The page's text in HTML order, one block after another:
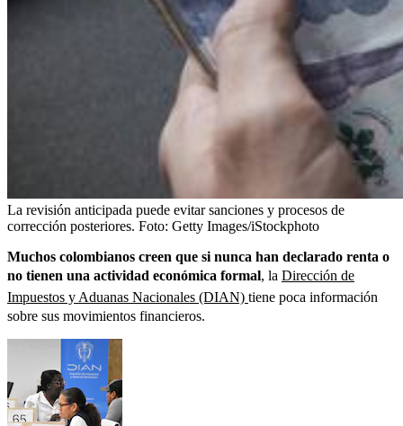
La revisión anticipada puede evitar sanciones y procesos de
corrección posteriores. Foto: Getty Images/iStockphoto
Muchos colombianos creen que si nunca han declarado renta o
no tienen una actividad económica formal, la Dirección de
Impuestos y Aduanas Nacionales (DIAN) tiene poca información
sobre sus movimientos financieros.